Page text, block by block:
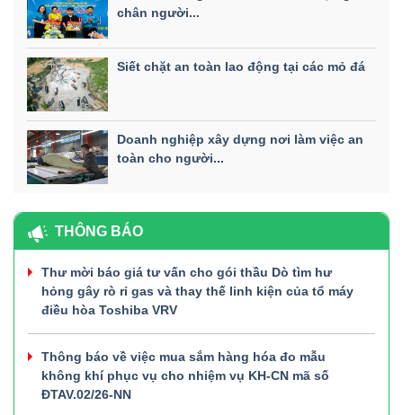
chân người...
Siết chặt an toàn lao động tại các mỏ đá
Doanh nghiệp xây dựng nơi làm việc an
toàn cho người...
THÔNG BÁO
Thư mời báo giá tư vấn cho gói thầu Dò tìm hư
hỏng gây rò rỉ gas và thay thế linh kiện của tổ máy
điều hòa Toshiba VRV
Thông báo về việc mua sắm hàng hóa đo mẫu
không khí phục vụ cho nhiệm vụ KH-CN mã số
ĐTAV.02/26-NN